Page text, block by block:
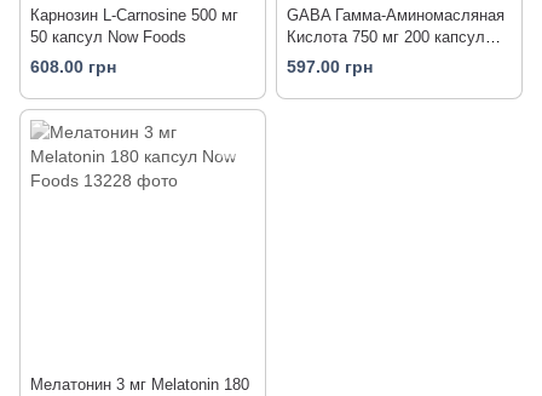
Карнозин L-Carnosine 500 мг
50 капсул Now Foods
608.00 грн
GABA Гамма-Аминомасляная
Кислота 750 мг 200 капсул
Now Foods
597.00 грн
Мелатонин 3 мг Melatonin 180